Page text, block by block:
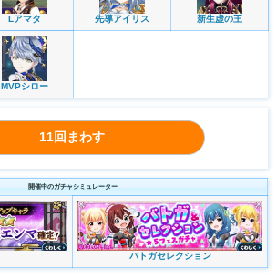
Lアマタ 先導アイリス 新生虚の王
MVPシロー
開催中のガチャシミュレーター
バトガセレクション